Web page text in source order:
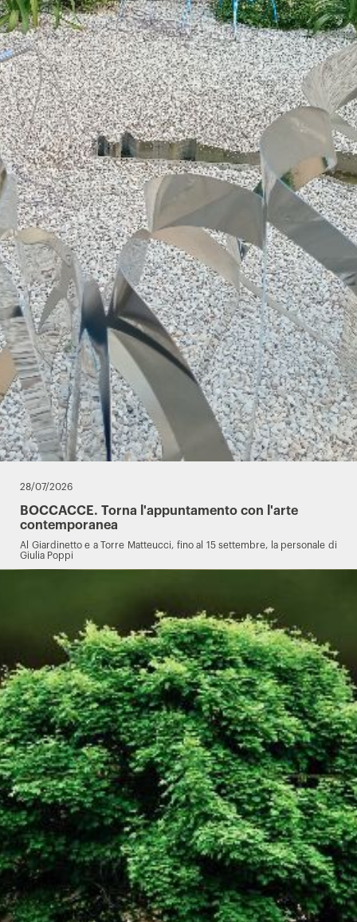
28/07/2026
BOCCACCE. Torna l'appuntamento con l'arte
contemporanea
Al Giardinetto e a Torre Matteucci, fino al 15 settembre, la personale di
Giulia Poppi